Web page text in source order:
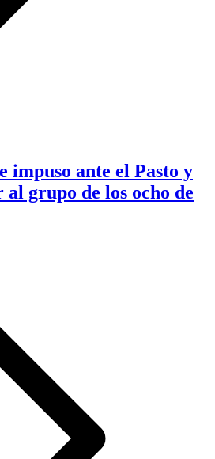
impuso ante el Pasto y
al grupo de los ocho de